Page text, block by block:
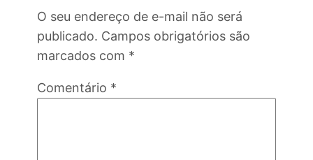
O seu endereço de e-mail não será
publicado. Campos obrigatórios são
marcados com *
Comentário *